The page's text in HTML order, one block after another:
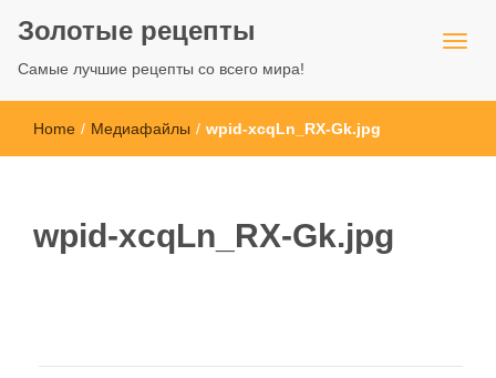
Золотые рецепты
Самые лучшие рецепты со всего мира!
Home / Медиафайлы / wpid-xcqLn_RX-Gk.jpg
wpid-xcqLn_RX-Gk.jpg